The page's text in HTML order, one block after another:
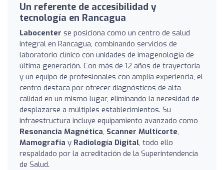
Un referente de accesibilidad y
tecnología en Rancagua
Labocenter se posiciona como un centro de salud
integral en Rancagua, combinando servicios de
laboratorio clínico con unidades de imagenología de
última generación. Con más de 12 años de trayectoria
y un equipo de profesionales con amplia experiencia, el
centro destaca por ofrecer diagnósticos de alta
calidad en un mismo lugar, eliminando la necesidad de
desplazarse a múltiples establecimientos. Su
infraestructura incluye equipamiento avanzado como
Resonancia Magnética, Scanner Multicorte,
Mamografía y Radiología Digital, todo ello
respaldado por la acreditación de la Superintendencia
de Salud.